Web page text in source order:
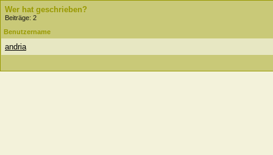
Wer hat geschrieben?
Beiträge: 2
Benutzername
andria